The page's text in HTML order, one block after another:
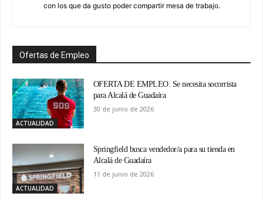
con los que da gusto poder compartir mesa de trabajo.
Ofertas de Empleo
ACTUALIDAD
OFERTA DE EMPLEO. Se necesita socorrista
para Alcalá de Guadaíra
30 de junio de 2026
ACTUALIDAD
Springfield busca vendedor/a para su tienda en
Alcalá de Guadaíra
11 de junio de 2026